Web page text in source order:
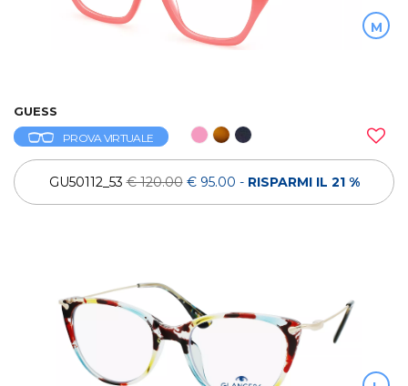
M
GUESS
PROVA VIRTUALE
GU50112_53€ 120.00 € 95.00 - RISPARMI IL 21 %